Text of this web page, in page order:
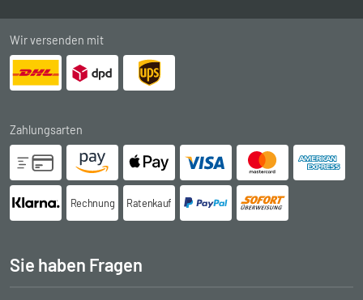
Wir versenden mit
Zahlungsarten
Rechnung Ratenkauf
Sie haben Fragen